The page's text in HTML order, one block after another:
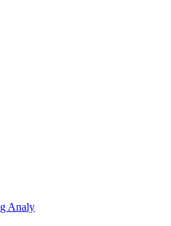
Analy